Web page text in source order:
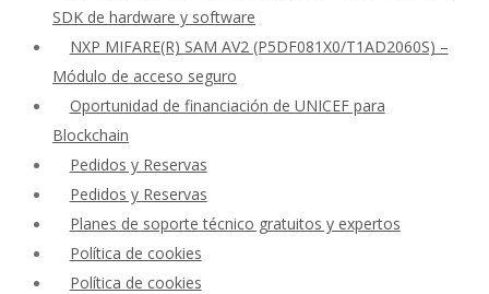
SDK de hardware y software
NXP MIFARE(R) SAM AV2 (P5DF081X0/T1AD2060S) –
Módulo de acceso seguro
Oportunidad de financiación de UNICEF para
Blockchain
Pedidos y Reservas
Pedidos y Reservas
Planes de soporte técnico gratuitos y expertos
Política de cookies
Política de cookies